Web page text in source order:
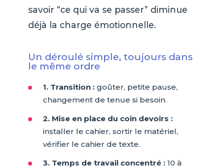
savoir “ce qui va se passer” diminue
déjà la charge émotionnelle.
Un déroulé simple, toujours dans
le même ordre
1. Transition :goûter, petite pause,
changement de tenue si besoin.
2. Mise en place du coin devoirs :
installer le cahier, sortir le matériel,
vérifier le cahier de texte.
3. Temps de travail concentré :10 à